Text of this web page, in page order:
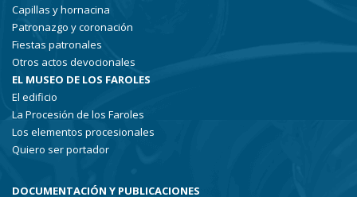
Capillas y hornacina
Patronazgo y coronación
Fiestas patronales
Otros actos devocionales
EL MUSEO DE LOS FAROLES
El edificio
La Procesión de los Faroles
Los elementos procesionales
Quiero ser portador
DOCUMENTACIÓN Y PUBLICACIONES